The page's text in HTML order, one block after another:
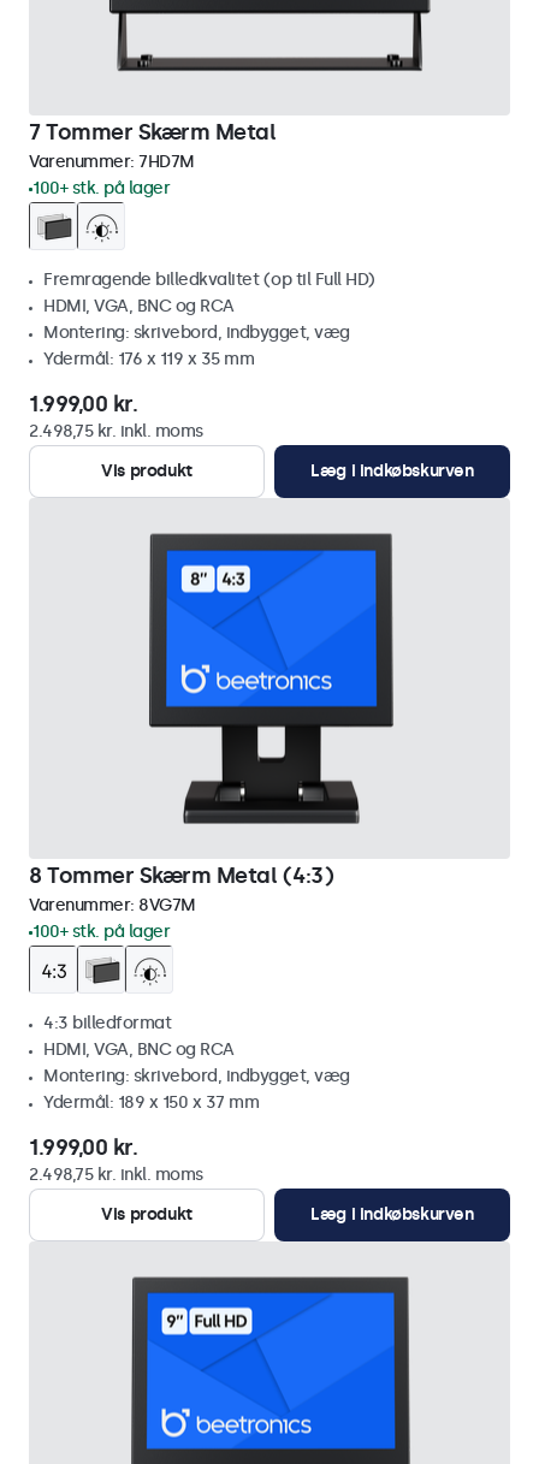
7 Tommer Skærm Metal
Varenummer: 7HD7M
100+ stk. på lager
Fremragende billedkvalitet (op til Full HD)
HDMI, VGA, BNC og RCA
Montering: skrivebord, indbygget, væg
Ydermål: 176 x 119 x 35 mm
1.999,00 kr.
2.498,75 kr. inkl. moms
Vis produkt
Læg i indkøbskurven
8 Tommer Skærm Metal (4:3)
Varenummer: 8VG7M
100+ stk. på lager
4:3 billedformat
HDMI, VGA, BNC og RCA
Montering: skrivebord, indbygget, væg
Ydermål: 189 x 150 x 37 mm
1.999,00 kr.
2.498,75 kr. inkl. moms
Vis produkt
Læg i indkøbskurven